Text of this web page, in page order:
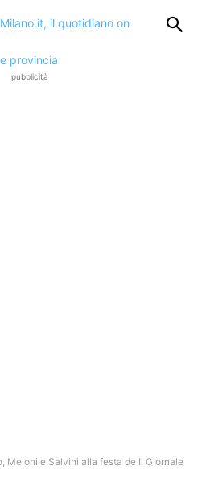
pubblicità
Meloni e Salvini alla festa de Il Giornale